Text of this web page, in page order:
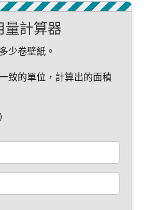
量計算器
少卷壁紙。
致的單位，計算出的面積